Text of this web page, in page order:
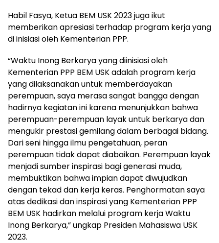
Habil Fasya, Ketua BEM USK 2023 juga ikut
memberikan apresiasi terhadap program kerja yang
di inisiasi oleh Kementerian PPP.
“Waktu Inong Berkarya yang diinisiasi oleh
Kementerian PPP BEM USK adalah program kerja
yang dilaksanakan untuk memberdayakan
perempuan, saya merasa sangat bangga dengan
hadirnya kegiatan ini karena menunjukkan bahwa
perempuan-perempuan layak untuk berkarya dan
mengukir prestasi gemilang dalam berbagai bidang.
Dari seni hingga ilmu pengetahuan, peran
perempuan tidak dapat diabaikan. Perempuan layak
menjadi sumber inspirasi bagi generasi muda,
membuktikan bahwa impian dapat diwujudkan
dengan tekad dan kerja keras. Penghormatan saya
atas dedikasi dan inspirasi yang Kementerian PPP
BEM USK hadirkan melalui program kerja Waktu
Inong Berkarya,” ungkap Presiden Mahasiswa USK
2023.